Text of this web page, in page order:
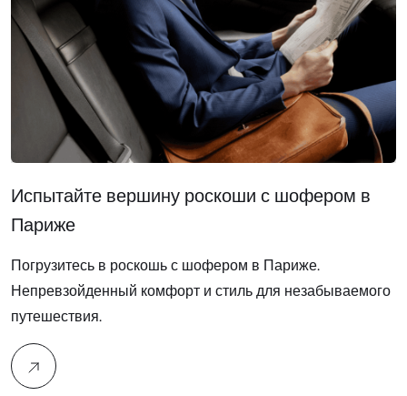
Испытайте вершину роскоши с шофером в
Париже
Погрузитесь в роскошь с шофером в Париже.
Непревзойденный комфорт и стиль для незабываемого
путешествия.